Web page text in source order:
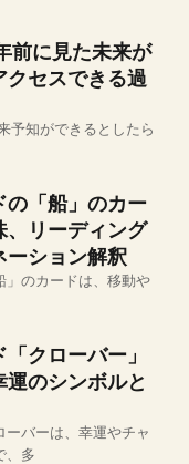
前に見た未来が
クセスできる過
予知ができるとしたら
の「船」のカー
、リーディング
ーション解釈
」のカードは、移動や
クローバー」
のシンボルと
ーバーは、幸運やチャ
、多